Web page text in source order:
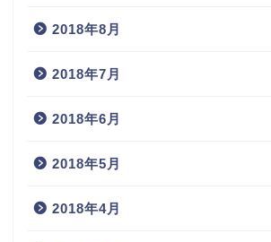
2018年8月
2018年7月
2018年6月
2018年5月
2018年4月